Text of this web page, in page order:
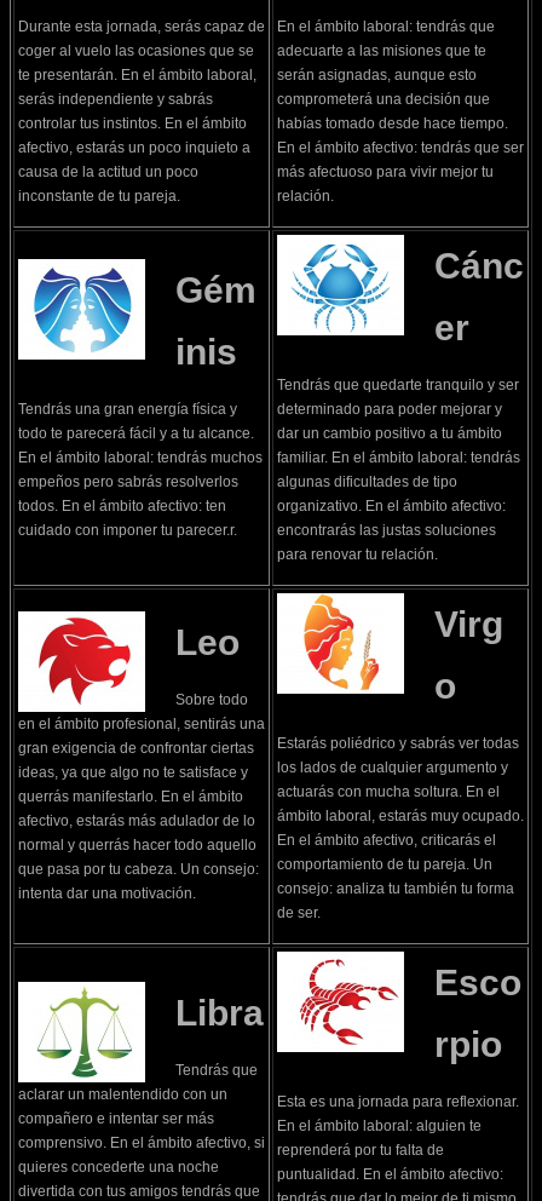
Durante esta jornada, serás capaz de
coger al vuelo las ocasiones que se
te presentarán. En el ámbito laboral,
serás independiente y sabrás
controlar tus instintos. En el ámbito
afectivo, estarás un poco inquieto a
causa de la actitud un poco
inconstante de tu pareja.
En el ámbito laboral: tendrás que
adecuarte a las misiones que te
serán asignadas, aunque esto
comprometerá una decisión que
habías tomado desde hace tiempo.
En el ámbito afectivo: tendrás que ser
más afectuoso para vivir mejor tu
relación.
Gém
inis
Tendrás una gran energía física y
todo te parecerá fácil y a tu alcance.
En el ámbito laboral: tendrás muchos
empeños pero sabrás resolverlos
todos. En el ámbito afectivo: ten
cuidado con imponer tu parecer.r.
Cánc
er
Tendrás que quedarte tranquilo y ser
determinado para poder mejorar y
dar un cambio positivo a tu ámbito
familiar. En el ámbito laboral: tendrás
algunas dificultades de tipo
organizativo. En el ámbito afectivo:
encontrarás las justas soluciones
para renovar tu relación.
Leo
Sobre todo
en el ámbito profesional, sentirás una
gran exigencia de confrontar ciertas
ideas, ya que algo no te satisface y
querrás manifestarlo. En el ámbito
afectivo, estarás más adulador de lo
normal y querrás hacer todo aquello
que pasa por tu cabeza. Un consejo:
intenta dar una motivación.
Virg
o
Estarás poliédrico y sabrás ver todas
los lados de cualquier argumento y
actuarás con mucha soltura. En el
ámbito laboral, estarás muy ocupado.
En el ámbito afectivo, criticarás el
comportamiento de tu pareja. Un
consejo: analiza tu también tu forma
de ser.
Libra
Tendrás que
aclarar un malentendido con un
compañero e intentar ser más
comprensivo. En el ámbito afectivo, si
quieres concederte una noche
divertida con tus amigos tendrás que
Esco
rpio
Esta es una jornada para reflexionar.
En el ámbito laboral: alguien te
reprenderá por tu falta de
puntualidad. En el ámbito afectivo: